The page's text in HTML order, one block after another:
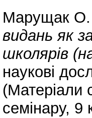
Марущак
видань як
школярів
наукові
(Матеріали
семінару, 9